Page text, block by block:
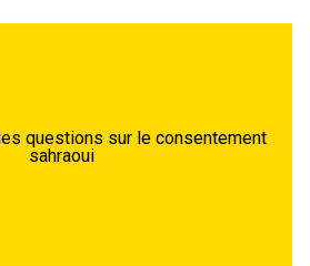
questions sur le consentement
sahraoui